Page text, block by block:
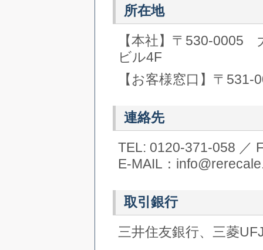
所在地
【本社】〒530-0005
ビル4F
【お客様窓口】〒
連絡先
TEL: 0120-371-058 ／
E-MAIL：
取引銀行
三井住友銀行、三菱